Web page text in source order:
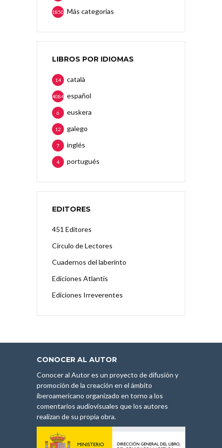
Más categorias
1850
LIBROS POR IDIOMAS
català
14
español
4084
euskera
6
galego
12
inglés
7
portugués
4
EDITORES
451 Editores
Círculo de Lectores
Cuadernos del laberinto
Ediciones Atlantis
Ediciones Irreverentes
CONOCER AL AUTOR
Conocer al Autor es un proyecto de difusión y
promoción de la creación en el ámbito
iberoamericano organizado en torno a los
comentarios audiovisuales que los autores
realizan de su propia obra.